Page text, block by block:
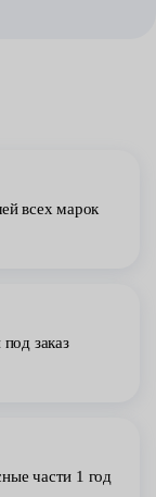
всех марок
заказ
части 1 год